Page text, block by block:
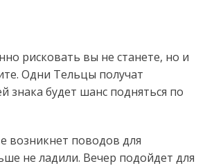
рисковать вы не станете, но и
Одни Тельцы получат
знака будет шанс подняться по
возникнет поводов для
не ладили. Вечер подойдет для